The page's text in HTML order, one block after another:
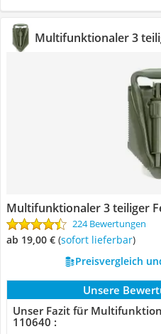
Multifunktionaler 3
Multifunktionaler 3 teiliger
224 Bewertungen
ab 19,00 € ( Sofort lieferbar)
Preisvergleich
Unsere
Unser Fazit für
110640 :